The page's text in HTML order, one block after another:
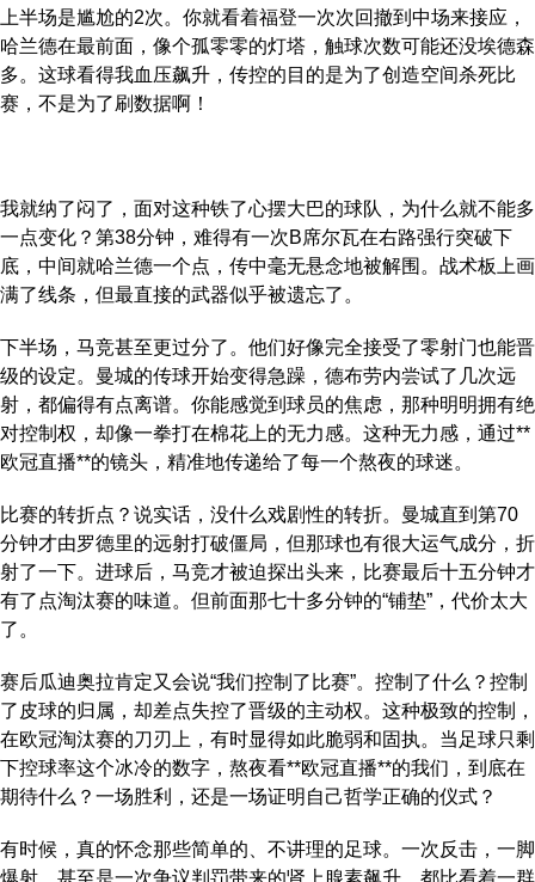
上半场是尴尬的2次。你就看着福登一次次回撤到中场来接应，
哈兰德在最前面，像个孤零零的灯塔，触球次数可能还没埃德森
多。这球看得我血压飙升，传控的目的是为了创造空间杀死比
赛，不是为了刷数据啊！
我就纳了闷了，面对这种铁了心摆大巴的球队，为什么就不能多
一点变化？第38分钟，难得有一次B席尔瓦在右路强行突破下
底，中间就哈兰德一个点，传中毫无悬念地被解围。战术板上画
满了线条，但最直接的武器似乎被遗忘了。
下半场，马竞甚至更过分了。他们好像完全接受了零射门也能晋
级的设定。曼城的传球开始变得急躁，德布劳内尝试了几次远
射，都偏得有点离谱。你能感觉到球员的焦虑，那种明明拥有绝
对控制权，却像一拳打在棉花上的无力感。这种无力感，通过**
欧冠直播**的镜头，精准地传递给了每一个熬夜的球迷。
比赛的转折点？说实话，没什么戏剧性的转折。曼城直到第70
分钟才由罗德里的远射打破僵局，但那球也有很大运气成分，折
射了一下。进球后，马竞才被迫探出头来，比赛最后十五分钟才
有了点淘汰赛的味道。但前面那七十多分钟的“铺垫”，代价太大
了。
赛后瓜迪奥拉肯定又会说“我们控制了比赛”。控制了什么？控制
了皮球的归属，却差点失控了晋级的主动权。这种极致的控制，
在欧冠淘汰赛的刀刃上，有时显得如此脆弱和固执。当足球只剩
下控球率这个冰冷的数字，熬夜看**欧冠直播**的我们，到底在
期待什么？一场胜利，还是一场证明自己哲学正确的仪式？
有时候，真的怀念那些简单的、不讲理的足球。一次反击，一脚
爆射，甚至是一次争议判罚带来的肾上腺素飙升。都比看着一群